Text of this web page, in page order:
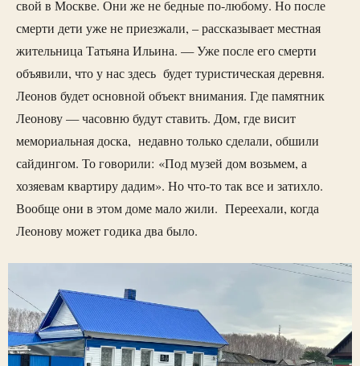
свой в Москве. Они же не бедные по-любому. Но после
смерти дети уже не приезжали, – рассказывает местная
жительница Татьяна Ильина. — Уже после его смерти
объявили, что у нас здесь будет туристическая деревня.
Леонов будет основной объект внимания. Где памятник
Леонову — часовню будут ставить. Дом, где висит
мемориальная доска, недавно только сделали, обшили
сайдингом. То говорили: «Под музей дом возьмем, а
хозяевам квартиру дадим». Но что-то так все и затихло.
Вообще они в этом доме мало жили. Переехали, когда
Леонову может годика два было.